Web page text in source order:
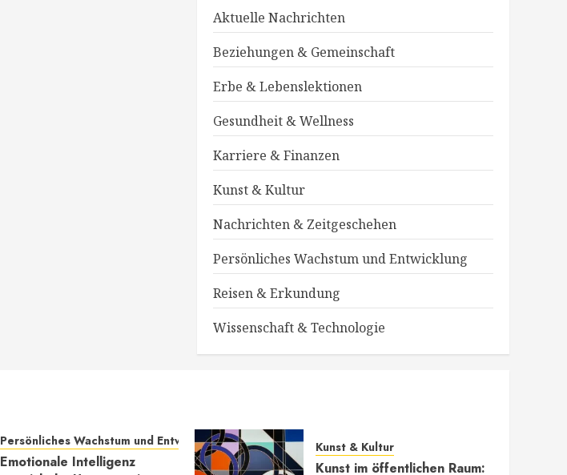
Aktuelle Nachrichten
Beziehungen & Gemeinschaft
Erbe & Lebenslektionen
Gesundheit & Wellness
Karriere & Finanzen
Kunst & Kultur
Nachrichten & Zeitgeschehen
Persönliches Wachstum und Entwicklung
Reisen & Erkundung
Wissenschaft & Technologie
Persönliches Wachstum und Entwicklung
Emotionale Intelligenz
Kunst & Kultur
Kunst im öffentlichen Raum: